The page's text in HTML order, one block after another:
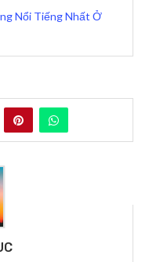
Nổi Tiếng Nhất Ở